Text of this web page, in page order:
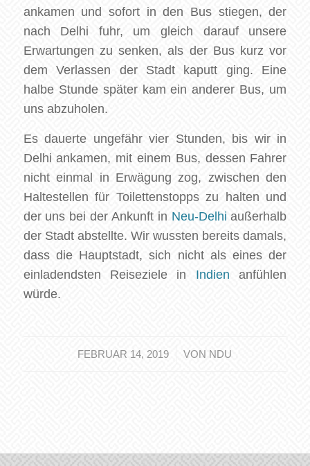
ankamen und sofort in den Bus stiegen, der
nach Delhi fuhr, um gleich darauf unsere
Erwartungen zu senken, als der Bus kurz vor
dem Verlassen der Stadt kaputt ging. Eine
halbe Stunde später kam ein anderer Bus, um
uns abzuholen.
Es dauerte ungefähr vier Stunden, bis wir in
Delhi ankamen, mit einem Bus, dessen Fahrer
nicht einmal in Erwägung zog, zwischen den
Haltestellen für Toilettenstopps zu halten und
der uns bei der Ankunft in Neu-Delhi außerhalb
der Stadt abstellte. Wir wussten bereits damals,
dass die Hauptstadt, sich nicht als eines der
einladendsten Reiseziele in Indien anfühlen
würde.
FEBRUAR 14, 2019
/ VON NDU